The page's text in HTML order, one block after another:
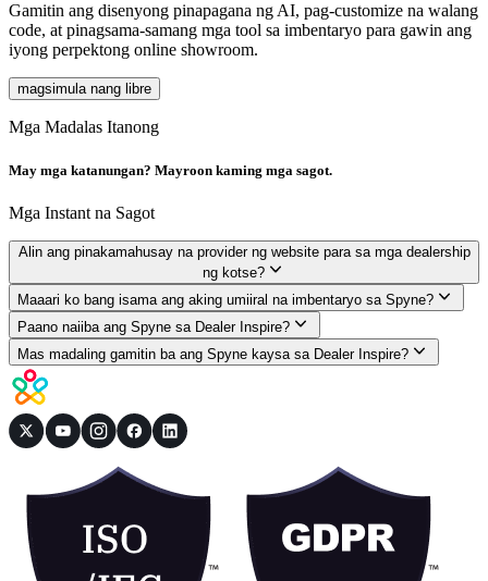
Gamitin ang disenyong pinapagana ng AI, pag-customize na walang
code, at pinagsama-samang mga tool sa imbentaryo para gawin ang
iyong perpektong online showroom.
magsimula nang libre
Mga Madalas Itanong
May mga katanungan? Mayroon kaming mga sagot.
Mga Instant na Sagot
Alin ang pinakamahusay na provider ng website para sa mga dealership
ng kotse?
Maaari ko bang isama ang aking umiiral na imbentaryo sa Spyne?
Paano naiiba ang Spyne sa Dealer Inspire?
Mas madaling gamitin ba ang Spyne kaysa sa Dealer Inspire?